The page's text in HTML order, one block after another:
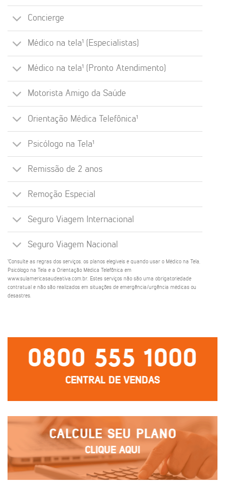
Concierge
Médico na tela¹ (Especialistas)
Médico na tela¹ (Pronto Atendimento)
Motorista Amigo da Saúde
Orientação Médica Telefônica¹
Psicólogo na Tela¹
Remissão de 2 anos
Remoção Especial
Seguro Viagem Internacional
Seguro Viagem Nacional
¹Consulte as regras dos serviços, os planos elegíveis e quando usar o Médico na Tela,
Psicólogo na Tela e a Orientação Médica Telefônica em
www.sulamericasaudeativa.com.br. Estes serviços não são uma obrigatoriedade
contratual e não são realizados em situações de emergência/urgência médicas ou
desastres.
0800 555 1000
CENTRAL DE VENDAS
CALCULE SEU PLANO
CLIQUE AQUI